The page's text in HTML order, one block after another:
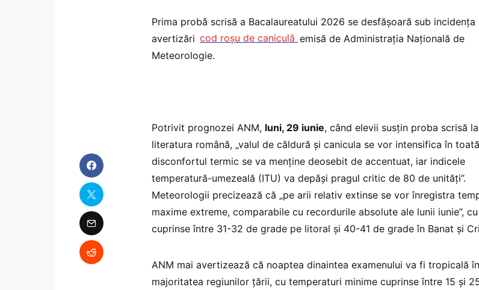
Prima probă scrisă a Bacalaureatului 2026 se desfășoară sub incidența
avertizări cod roșu de caniculă emisă de Administrația Națională de
Meteorologie.
Potrivit prognozei ANM, luni, 29 iunie, când elevii susțin proba scrisă
literatura română, „valul de căldură și canicula se vor intensifica în
disconfortul termic se va menține deosebit de accentuat, iar indicele
temperatură-umezeală (ITU) va depăși pragul critic de 80 de unități”.
Meteorologii precizează că „pe arii relativ extinse se vor înregistra
maxime extreme, comparabile cu recordurile absolute ale lunii iunie”,
cuprinse între 31-32 de grade pe litoral și 40-41 de grade în Banat și
ANM mai avertizează că noaptea dinaintea examenului va fi tropicală în
majoritatea regiunilor țării, cu temperaturi minime cuprinse între 15 și